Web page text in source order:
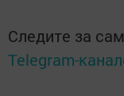
Следите за
Telegram-